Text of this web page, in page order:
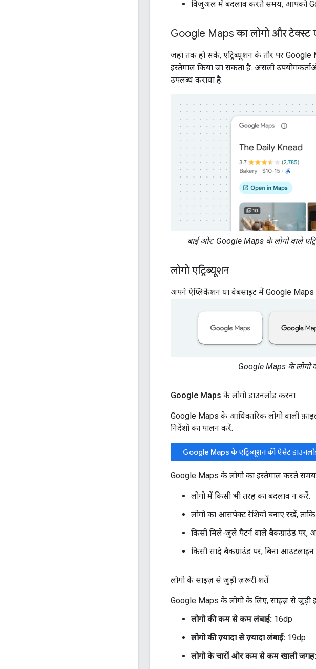
विज़ुअल में बदलाव करते समय, आपको
Google Maps का लोगो और टेक्स्ट
जहां तक हो सके, एट्रिब्यूशन के तौर पर
इस्तेमाल किया जा सकता है. असली
उपलब्ध कराया है.
बाईं ओर: Google Maps के लोगो वाले
लोगो एट्रिब्यूशन
अपने ऐप्लिकेशन या वेबसाइट में Google Maps
Google Maps के लोगो
Google Maps के लोगो डाउनलोड करना
Google Maps के आधिकारिक लोगो वाली
निर्देशों का पालन करें.
Google Maps के एट्रिब्यूशन की ऐसेट
Google Maps के लोगो का इस्तेमाल करते समय,
लोगो में किसी भी तरह का बदलाव न करें.
लोगो का आसपेक्ट रेशियो बनाए रखें,
किसी मिले-जुले पैटर्न वाले बैकग्राउंड
किसी सादे बैकग्राउंड पर, बिना
लोगो के साइज़ से जुड़ी ज़रूरी शर्तें
Google Maps के लोगो के लिए, साइज़ से जुड़ी
लोगो की कम से कम लंबाई: 16dp
लोगो की ज़्यादा से ज़्यादा लंबाई: 19dp
लोगो के चारों ओर कम से कम खाली जगह: